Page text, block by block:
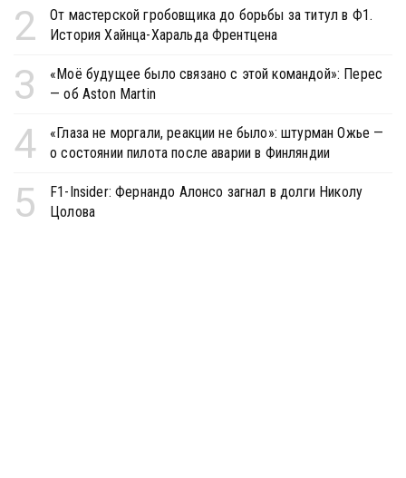
2
От мастерской гробовщика до борьбы за титул в Ф1.
История Хайнца-Харальда Френтцена
3
«Моё будущее было связано с этой командой»: Перес
— об Aston Martin
4
«Глаза не моргали, реакции не было»: штурман Ожье —
о состоянии пилота после аварии в Финляндии
5
F1-Insider: Фернандо Алонсо загнал в долги Николу
Цолова